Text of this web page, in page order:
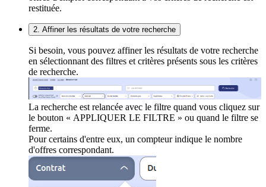
restituée.
2. Affiner les résultats de votre recherche
Si besoin, vous pouvez affiner les résultats de votre recherche
en sélectionnant des filtres et critères présents sous les critères
de recherche.
La recherche est relancée avec le filtre quand vous cliquez sur
le bouton « APPLIQUER LE FILTRE » ou quand le filtre se
ferme.
Pour certains d'entre eux, un compteur indique le nombre
d'offres correspondant.